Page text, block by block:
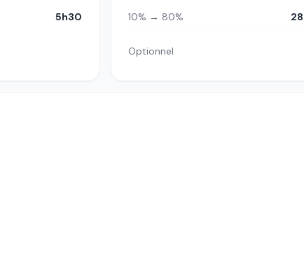
5h30 10% → 80%
Optionnel